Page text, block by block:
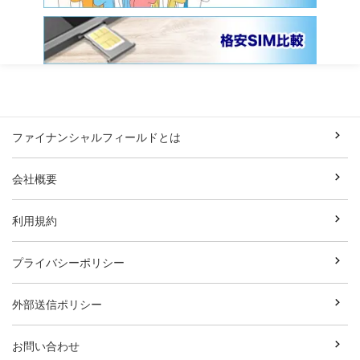
ファイナンシャルフィールドとは
会社概要
利用規約
プライバシーポリシー
外部送信ポリシー
お問い合わせ